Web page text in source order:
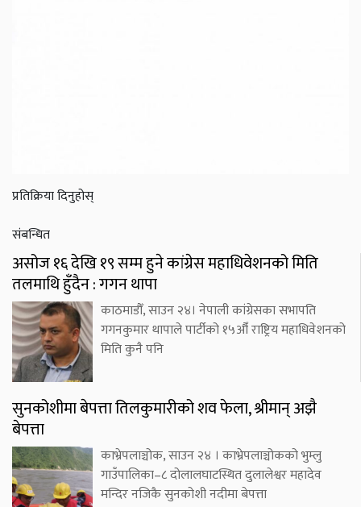
प्रतिक्रिया दिनुहोस्
संबन्धित
असोज १६ देखि १९ सम्म हुने कांग्रेस महाधिवेशनको मिति
तलमाथि हुँदैन : गगन थापा
काठमाडौँ, साउन २४। नेपाली कांग्रेसका सभापति
गगनकुमार थापाले पार्टीको १५औँ राष्ट्रिय महाधिवेशनको
मिति कुनै पनि
सुनकोशीमा बेपत्ता तिलकुमारीको शव फेला, श्रीमान् अझै
बेपत्ता
काभ्रेपलाञ्चोक, साउन २४ । काभ्रेपलाञ्चोकको भुम्लु
गाउँपालिका–८ दोलालघाटस्थित दुलालेश्वर महादेव
मन्दिर नजिकै सुनकोशी नदीमा बेपत्ता